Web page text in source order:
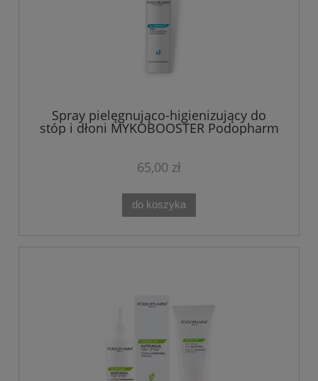
Spray pielęgnująco-higienizujący do
stóp i dłoni MYKOBOOSTER Podopharm
65,00 zł
do koszyka